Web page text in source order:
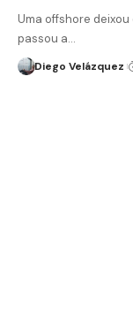
Uma offshore
passou a…
Diego Velázquez